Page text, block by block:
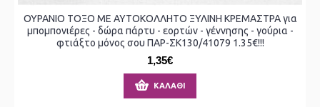
ΟΥΡΑΝΙΟ ΤΟΞΟ ΜΕ ΑΥΤΟΚΟΛΛΗΤΟ ΞΥΛΙΝΗ ΚΡΕΜΑΣΤΡΑ για
μπομπονιέρες - δώρα πάρτυ - εορτών - γέννησης - γούρια -
φτιάξτο μόνος σου ΠΑΡ-ΣΚ130/41079 1.35€!!!
1,35€
ΚΑΛΆΘΙ